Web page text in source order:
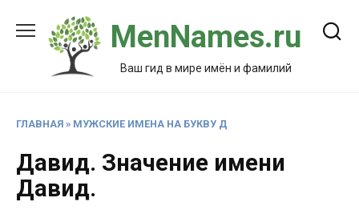
содержанию
MenNames.ru
Ваш гид в мире имён и фамилий
ГЛАВНАЯ » МУЖСКИЕ ИМЕНА НА БУКВУ Д
Давид. Значение имени
Давид.